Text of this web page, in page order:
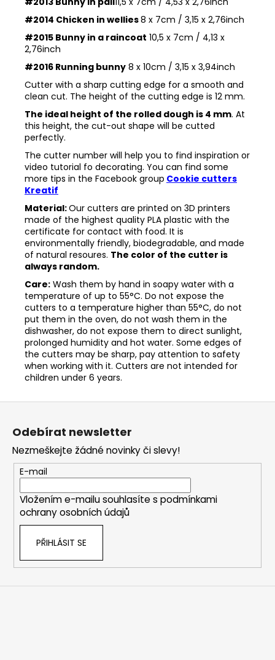
#2014 Chicken in wellies8 x 7cm / 3,15 x 2,76inch
#2015 Bunny in a raincoat 10,5 x 7cm / 4,13 x
2,76inch
#2016 Running bunny 8 x 10cm / 3,15 x 3,94inch
Cutter with a sharp cutting edge for a smooth and
clean cut. The height of the cutting edge is 12 mm.
The ideal height of the rolled dough is 4 mm. At
this height, the cut-out shape will be cutted
perfectly.
The cutter number will help you to find inspiration or
video tutorial fo decorating. You can find some
more tips in the Facebook group Cookie cutters
Kreatif
Material:Our cutters are printed on 3D printers
made of the highest quality PLA plastic with the
certificate for contact with food. It is
environmentally friendly, biodegradable, and made
of natural resoures. The color of the cutter is
always random.
Care: Wash them by hand in soapy water with a
temperature of up to 55°C. Do not expose the
cutters to a temperature higher than 55°C, do not
put them in the oven, do not wash them in the
dishwasher, do not expose them to direct sunlight,
prolonged humidity and hot water. Some edges of
the cutters may be sharp, pay attention to safety
when working with it. Cutters are not intended for
children under 6 years.
Z
Odebírat newsletter
Nezmeškejte žádné novinky či slevy!
E-mail
Vložením e-mailu souhlasíte s podmínkami
ochrany osobních údajů
PŘIHLÁSIT SE